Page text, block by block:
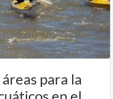
para la